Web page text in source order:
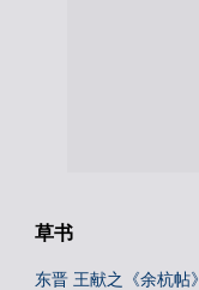
草书
东晋 王献之《余杭帖》